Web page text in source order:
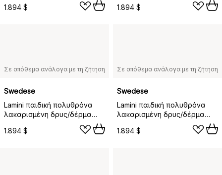
1.894 $
νουγκά)
1.894 $
Σε απόθεμα ανάλογα με τη ζήτηση
Swedese
Lamini παιδική πολυθρόνα
λακαρισμένη δρυς/δέρμα
προβάτου, Αστροφεγγιά
(μπεζ)
1.894 $
Σε απόθεμα ανάλογα με τη ζήτηση
Swedese
Lamini παιδική πολυθρόνα
λακαρισμένη δρυς/δέρμα
προβάτου, Υπόλευκο (λευκό)
1.894 $